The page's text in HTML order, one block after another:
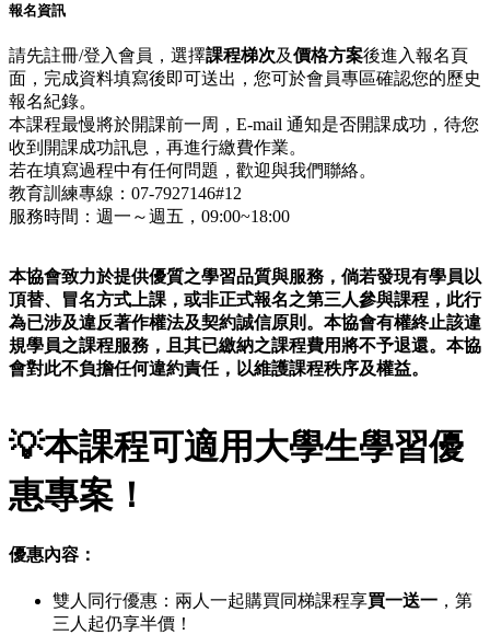
報名資訊
請先註冊/登入會員，選擇課程梯次及價格方案後進入報名頁
面，完成資料填寫後即可送出，您可於會員專區確認您的歷史
報名紀錄。
本課程最慢將於開課前一周，E-mail 通知是否開課成功，待您
收到開課成功訊息，再進行繳費作業。
若在填寫過程中有任何問題，歡迎與我們聯絡。
教育訓練專線：07-7927146#12
服務時間：週一～週五，09:00~18:00
本協會致力於提供優質之學習品質與服務，倘若發現有學員以
頂替、冒名方式上課，或非正式報名之第三人參與課程，此行
為已涉及違反著作權法及契約誠信原則。本協會有權終止該違
規學員之課程服務，且其已繳納之課程費用將不予退還。本協
會對此不負擔任何違約責任，以維護課程秩序及權益。
💡本課程可適用大學生學習優
惠專案！
優惠內容：
雙人同行優惠：兩人一起購買同梯課程享買一送一 ，第
三人起仍享半價！